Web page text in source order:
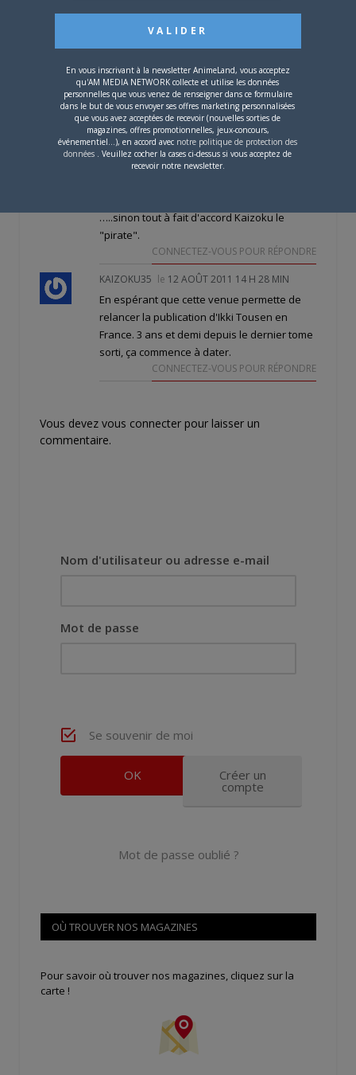
COCODOU88 le12 AOÛT 2011 19 H 12 MIN
pardon???????
CONNECTEZ-VOUS POUR RÉPONDRE
KING28200 le12 AOÛT 2011 16 H 33 MIN
Cool je vient direct vive Ikkitousen
CONNECTEZ-VOUS POUR RÉPONDRE
…..sinon tout à fait d'accord Kaizoku le
"pirate".
CONNECTEZ-VOUS POUR RÉPONDRE
KAIZOKU35 le 12 AOÛT 2011 14 H 28 MIN
En espérant que cette venue permette de
relancer la publication d'Ikki Tousen en
France. 3 ans et demi depuis le dernier tome
sorti, ça commence à dater.
CONNECTEZ-VOUS POUR RÉPONDRE
Vous devez vous connecter pour laisser un
commentaire.
Nom d'utilisateur ou adresse e-mail
Mot de passe
Se souvenir de moi
Créer un
compte
Mot de passe oublié ?
OÙ TROUVER NOS MAGAZINES
Pour savoir où trouver nos magazines, cliquez sur la
carte !
En vous inscrivant à la newsletter AnimeLand, vous acceptez
qu'AM MEDIA NETWORK collecte et utilise les données
personnelles que vous venez de renseigner dans ce formulaire
dans le but de vous envoyer ses offres marketing personnalisées
que vous avez acceptées de recevoir (nouvelles sorties de
magazines, offres promotionnelles, jeux-concours,
événementiel...), en accord avec notre politique de protection des
données . Veuillez cocher la cases ci-dessus si vous acceptez de
recevoir notre newsletter.